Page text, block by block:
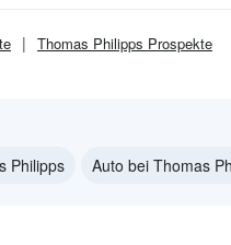
Thomas Philipps Prospekte
Philipps Auto bei Thomas